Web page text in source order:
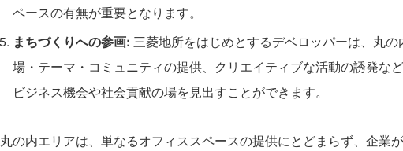
ペースの有無が重要となります。
まちづくりへの参画: 三菱地所をはじめとするデベロッパーは、丸
場・テーマ・コミュニティの提供、クリエイティブな活動の誘発
ビジネス機会や社会貢献の場を見出すことができます。
丸の内エリアは、単なるオフィススペースの提供にとどまらず、企